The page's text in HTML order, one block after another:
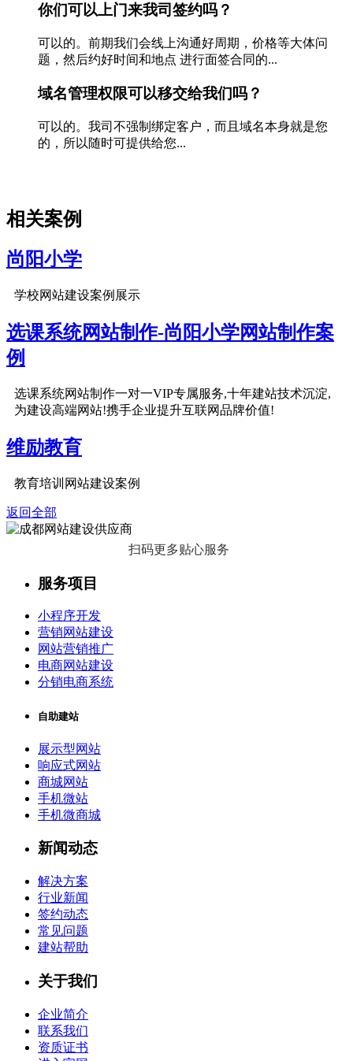
你们可以上门来我司签约吗？
可以的。前期我们会线上沟通好周期，价格等大体问
题，然后约好时间和地点 进行面签合同的...
域名管理权限可以移交给我们吗？
可以的。我司不强制绑定客户，而且域名本身就是您
的，所以随时可提供给您...
相关案例
尚阳小学
学校网站建设案例展示
选课系统网站制作-尚阳小学网站制作案
例
选课系统网站制作一对一VIP专属服务,十年建站技术沉淀,
为建设高端网站!携手企业提升互联网品牌价值!
维励教育
教育培训网站建设案例
返回全部
扫码更多贴心服务
服务项目
小程序开发
营销网站建设
网站营销推广
电商网站建设
分销电商系统
自助建站
展示型网站
响应式网站
商城网站
手机微站
手机微商城
新闻动态
解决方案
行业新闻
签约动态
常见问题
建站帮助
关于我们
企业简介
联系我们
资质证书